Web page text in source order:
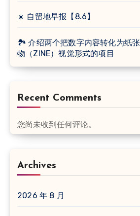
☀️ 自留地早报【8.6】
🏞 介绍两个把数字内容转化为纸
物（ZINE）视觉形式的项目
Recent Comments
您尚未收到任何评论。
Archives
2026 年 8 月